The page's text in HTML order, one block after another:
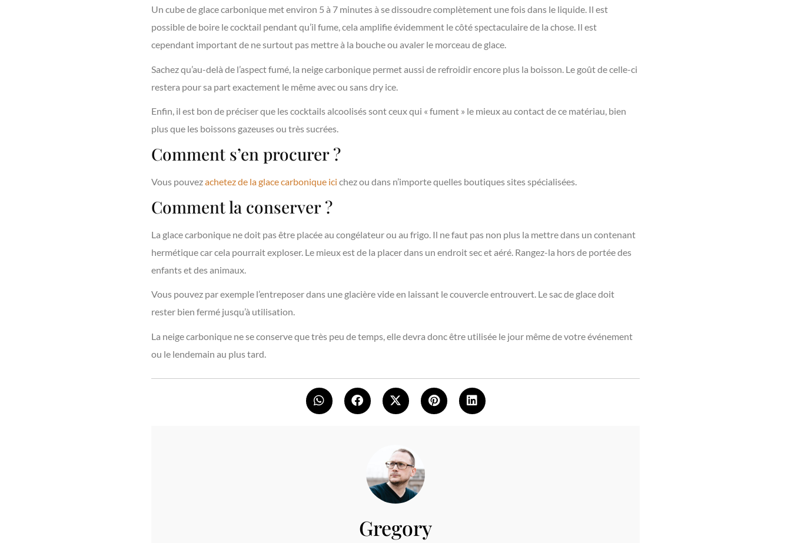
Un cube de glace carbonique met environ 5 à 7 minutes à se dissoudre complètement une fois dans le liquide. Il est
possible de boire le cocktail pendant qu’il fume, cela amplifie évidemment le côté spectaculaire de la chose. Il est
cependant important de ne surtout pas mettre à la bouche ou avaler le morceau de glace.
Sachez qu’au-delà de l’aspect fumé, la neige carbonique permet aussi de refroidir encore plus la boisson. Le goût de celle-ci
restera pour sa part exactement le même avec ou sans dry ice.
Enfin, il est bon de préciser que les cocktails alcoolisés sont ceux qui « fument » le mieux au contact de ce matériau, bien
plus que les boissons gazeuses ou très sucrées.
Comment s’en procurer ?
Vous pouvezachetez de la glace carbonique ici chez ou dans n’importe quelles boutiques sites spécialisées.
Comment la conserver ?
La glace carbonique ne doit pas être placée au congélateur ou au frigo. Il ne faut pas non plus la mettre dans un contenant
hermétique car cela pourrait exploser. Le mieux est de la placer dans un endroit sec et aéré. Rangez-la hors de portée des
enfants et des animaux.
Vous pouvez par exemple l’entreposer dans une glacière vide en laissant le couvercle entrouvert. Le sac de glace doit
rester bien fermé jusqu’à utilisation.
La neige carbonique ne se conserve que très peu de temps, elle devra donc être utilisée le jour même de votre événement
ou le lendemain au plus tard.
Gregory